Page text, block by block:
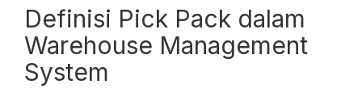
Definisi Pick Pack dalam
Warehouse Management
System